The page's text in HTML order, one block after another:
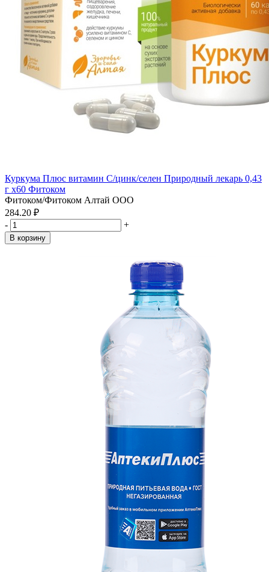
Куркума Плюс витамин С/цинк/селен Природный лекарь 0,43
г x60 Фитоком
Фитоком/Фитоком Алтай ООО
284.20 ₽
-
+
В корзину